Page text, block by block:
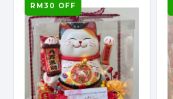
RM30 OFF